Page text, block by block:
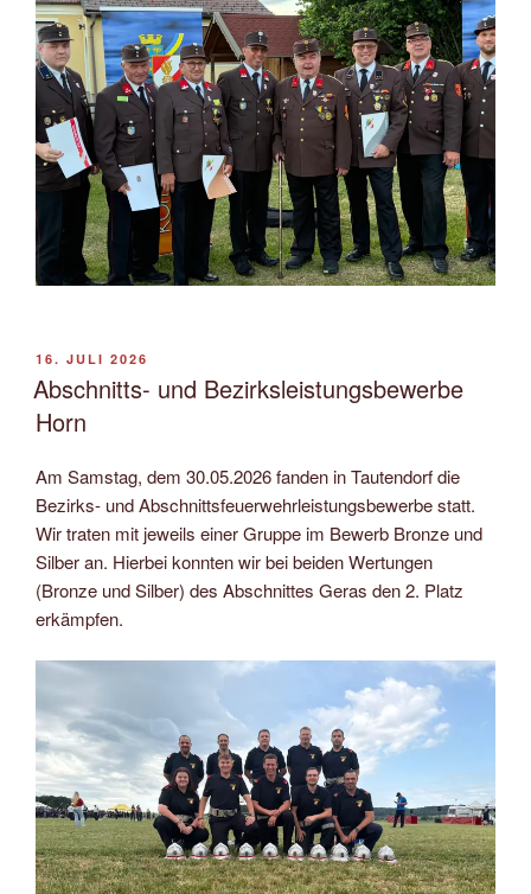
VERÖFFENTLICHT
AM
16. JULI 2026
Abschnitts- und Bezirksleistungsbewerbe
Horn
Am Samstag, dem 30.05.2026 fanden in Tautendorf die
Bezirks- und Abschnittsfeuerwehrleistungsbewerbe statt.
Wir traten mit jeweils einer Gruppe im Bewerb Bronze und
Silber an. Hierbei konnten wir bei beiden Wertungen
(Bronze und Silber) des Abschnittes Geras den 2. Platz
erkämpfen.